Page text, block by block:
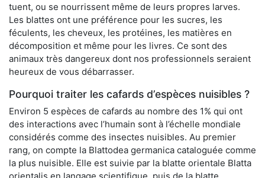
tuent, ou se nourrissent même de leurs propres larves.
Les blattes ont une préférence pour les sucres, les
féculents, les cheveux, les protéines, les matières en
décomposition et même pour les livres. Ce sont des
animaux très dangereux dont nos professionnels seraient
heureux de vous débarrasser.
Pourquoi traiter les cafards d’espèces nuisibles ?
Environ 5 espèces de cafards au nombre des 1% qui ont
des interactions avec l’humain sont à l’échelle mondiale
considérés comme des insectes nuisibles. Au premier
rang, on compte la Blattodea germanica cataloguée comme
la plus nuisible. Elle est suivie par la blatte orientale Blatta